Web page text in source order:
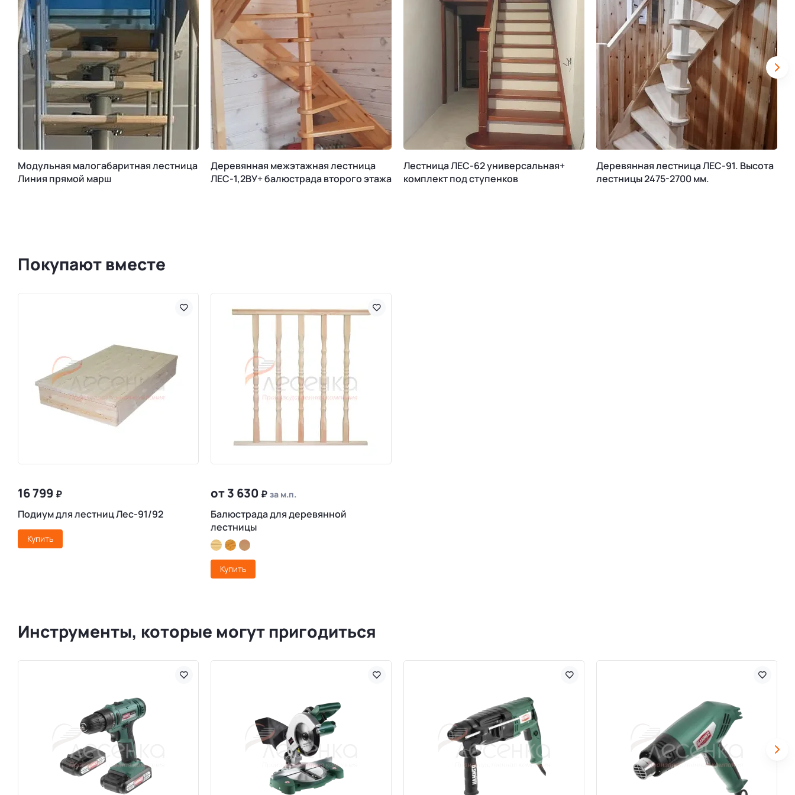
Модульная малогабаритная лестница
Линия прямой марш
Деревянная межэтажная лестница
ЛЕС-1,2ВУ+ балюстрада второго этажа
Лестница ЛЕС-62 универсальная+
комплект под ступенков
Деревянная лестница ЛЕС-91. Высота
лестницы 2475-2700 мм.
Покупают вместе
16 799 ₽
Подиум для лестниц Лес-91/92
Купить
от 3 630 ₽ за м.п.
Балюстрада для деревянной
лестницы
Купить
Инструменты, которые могут пригодиться